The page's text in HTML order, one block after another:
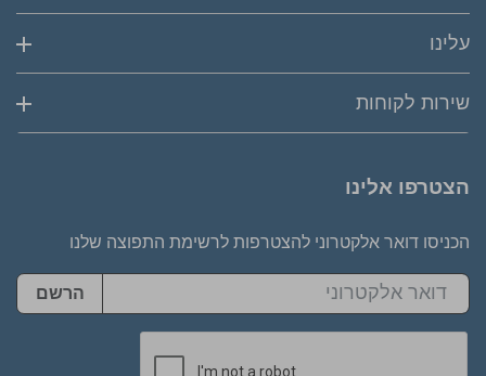
עלינו
שירות לקוחות
הצטרפו אלינו
הכניסו דואר אלקטרוני להצטרפות לרשימת התפוצה שלנו
הרשם